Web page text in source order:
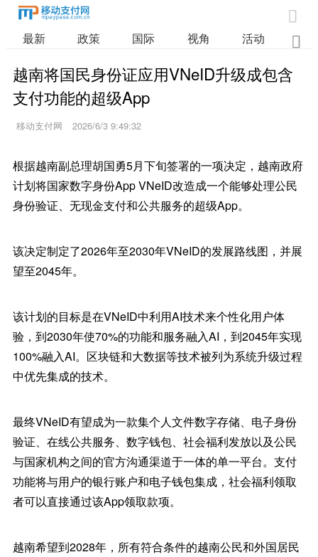

最新 政策 国际 视角 活动 业

越南将国民身份证应用VNeID升级成包含
支付功能的超级App
移动支付网 2026/6/3 9:49:32
根据越南副总理胡国勇5月下旬签署的一项决定，越南政府
计划将国家数字身份App VNeID改造成一个能够处理公民
身份验证、无现金支付和公共服务的超级App。
该决定制定了2026年至2030年VNeID的发展路线图，并展
望至2045年。
该计划的目标是在VNeID中利用AI技术来个性化用户体
验，到2030年使70%的功能和服务融入AI，到2045年实现
100%融入AI。区块链和大数据等技术被列为系统升级过程
中优先集成的技术。
最终VNeID有望成为一款集个人文件数字存储、电子身份
验证、在线公共服务、数字钱包、社会福利发放以及公民
与国家机构之间的官方沟通渠道于一体的单一平台。支付
功能将与用户的银行账户和电子钱包集成，社会福利领取
者可以直接通过该App领取款项。
越南希望到2028年，所有符合条件的越南公民和外国居民